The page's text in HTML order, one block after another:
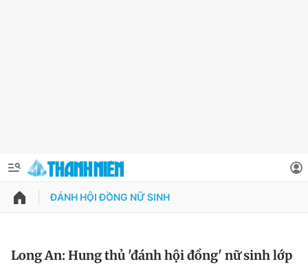
QUẢNG CÁO
Thông tin tài khoản
ĐÁNH HỘI ĐỒNG NỮ SINH
Long An: Hung thủ 'đánh hội đồng' nữ sinh lớp